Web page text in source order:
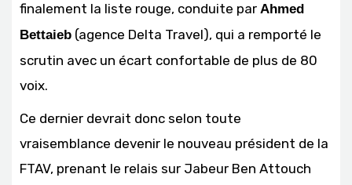
finalement la liste rouge, conduite par Ahmed
Bettaieb (agence Delta Travel), qui a remporté le
scrutin avec un écart confortable de plus de 80
voix.
Ce dernier devrait donc selon toute
vraisemblance devenir le nouveau président de la
FTAV, prenant le relais sur Jabeur Ben Attouch